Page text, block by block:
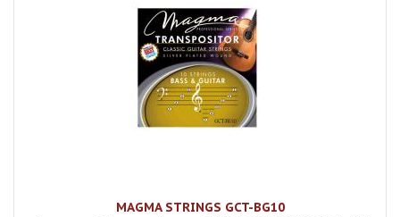
MAGMA STRINGS GCT-BG10